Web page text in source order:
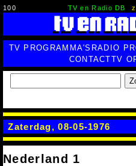
100 TV en Radio DB
TV PROGRAMMA'S RADIO
CONTACTTV
Zaterdag, 08-05-1976
Nederland 1